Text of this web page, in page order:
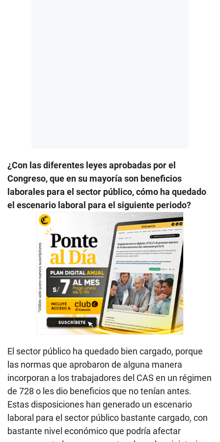
¿Con las diferentes leyes aprobadas por el
Congreso, que en su mayoría son beneficios
laborales para el sector público, cómo ha quedado
el escenario laboral para el siguiente periodo?
El sector público ha quedado bien cargado, porque
las normas que aprobaron de alguna manera
incorporan a los trabajadores del CAS en un régimen
de 728 o les dio beneficios que no tenían antes.
Estas disposiciones han generado un escenario
laboral para el sector público bastante cargado, con
bastante nivel económico que podría afectar